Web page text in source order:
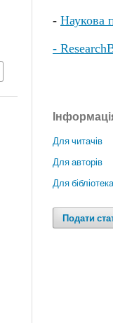
- Наукова
-
Для читачів
Для авторів
Для
Подати